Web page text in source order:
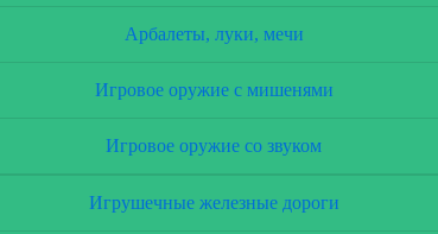
Арбалеты, луки, мечи
Игровое оружие с мишенями
Игровое оружие со звуком
Игрушечные железные дороги